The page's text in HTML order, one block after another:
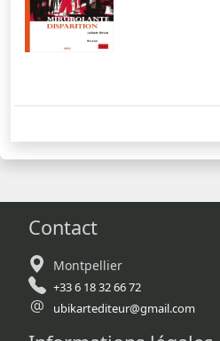
Contact
Montpellier
+33 6 18 32 66 72
ubikartediteur@gmail.com